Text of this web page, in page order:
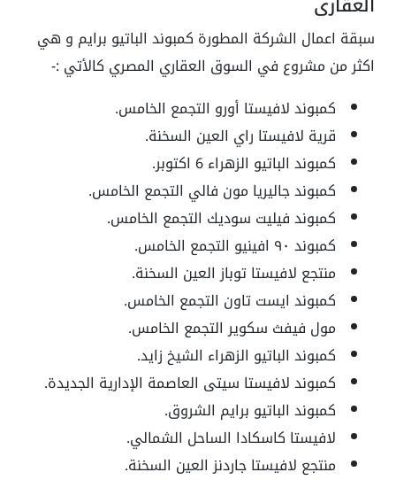
سبقة اعمال الشركة المطورة كمبوند الباتيو برايم و هي
اكثر من مشروع في السوق العقاري المصري كالأتي :-
كمبوند لافيستا أورو التجمع الخامس.
قرية لافيستا راي العين السخنة.
كمبوند الباتيو الزهراء 6 اكتوبر.
كمبوند جاليريا مون فالي التجمع الخامس.
كمبوند فيليت سوديك التجمع الخامس.
كمبوند ٩٠ افينيو التجمع الخامس.
منتجع لافيستا توباز العين السخنة.
كمبوند ايست تاون التجمع الخامس.
مول فيفث سكوير التجمع الخامس.
كمبوند الباتيو الزهراء الشيخ زايد.
كمبوند لافيستا سيتى العاصمة الإدارية الجديدة.
كمبوند الباتيو برايم الشروق.
لافيستا كاسكادا الساحل الشمالي.
منتجع لافيستا جاردنز العين السخنة.